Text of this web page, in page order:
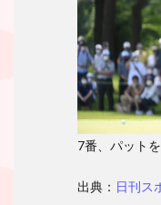
7番、パット
出典： 日刊ス